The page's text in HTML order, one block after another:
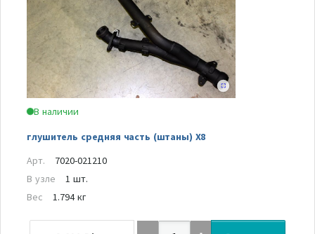
В наличии
глушитель средняя часть (штаны) Х8
Арт.
7020-021210
В узле
1 шт.
Вес
1.794 кг